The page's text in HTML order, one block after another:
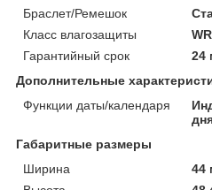
Браслет/Ремешок
Класс влагозащиты
Гарантийный срок
24
Дополнительные
Функции даты/календаря
Габаритные размеры
Ширина
44